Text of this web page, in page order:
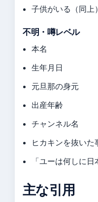
子供がいる（同上）
不明・噂レベル
本名
生年月日
元旦那の身元
出産年齢
チャンネル名
ヒカキンを抜いた
「ユーは何しに
主な引用